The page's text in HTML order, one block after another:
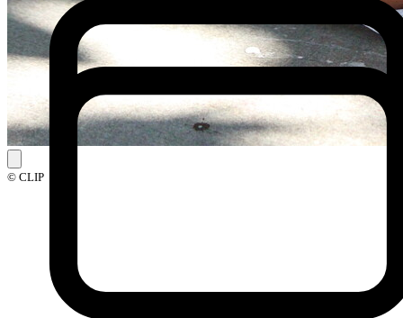
© CLIP